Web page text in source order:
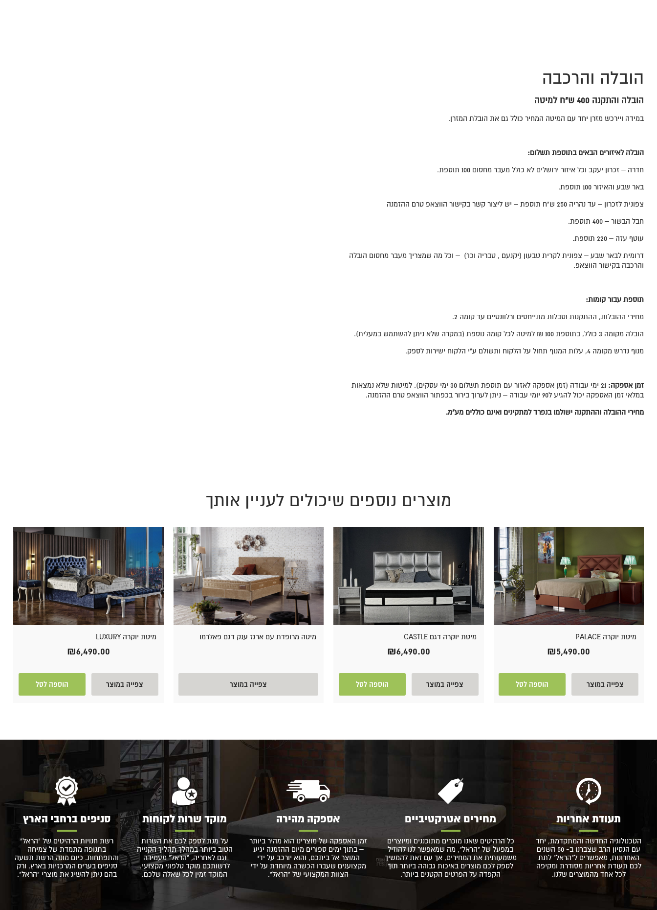
הובלה והרכבה
הובלה והתקנה 400 ש"ח למיטה
במידה ויירכש מזרן יחד עם המיטה המחיר כולל גם את הובלת המזרן.
הובלה לאיזורים הבאים בתוספת תשלום:
חדרה – זכרון יעקב וכל איזור ירושלים לא כולל מעבר מחסום 100 תוספת.
באר שבע והאיזור 100 תוספת.
צפונית לזכרון – עד נהריה 250 ש"ח תוספת – יש ליצור קשר בקישור הווצאפ טרם ההזמנה
חבל הבשור – 400 תוספת.
עוטף עזה – 220 תוספת.
דרומית לבאר שבע – צפונית לקרית טבעון (יקנעם , טבריה וכו') – וכל מה שמצריך מעבר מחסום הובלה
והרכבה בקישור הווצאפ.
תוספת עבור קומות:
מחירי ההובלות, ההתקנות וסבלות מתייחסים ורלוונטיים עד קומה 2.
הובלה מקומה 3 כולל, בתוספת 100 ₪ למיטה לכל קומה נוספת (במקרה שלא ניתן להשתמש במעלית).
מנוף נדרש מקומה 4, עלות המנוף תחול על הלקוח ותשולם ע"י הלקוח ישירות לספק.
זמן אספקה:
21 ימי עבודה (זמן אספקה לאזור עם תוספת תשלום 30 ימי עסקים). למיטות שלא נמצאות
במלאי זמן האספקה יכול להגיע ל90 יומי עבודה – ניתן לערוך בירור בכפתור הווצאפ טרם ההזמנה.
מחירי ההובלה וההתקנה ישולמו בנפרד למתקינים ואינם כוללים מע"מ.
מוצרים נוספים שיכולים לעניין אותך
מיטת יוקרה PALACE
₪5,490.00
צפייה במוצר הוספה לסל
מיטת יוקרה דגם CASTLE
₪6,490.00
צפייה במוצר הוספה לסל
מיטה מרופדת עם ארגז ענק דגם פאלרמו
צפייה במוצר
מיטת יוקרה LUXURY
₪6,490.00
צפייה במוצר הוספה לסל
תעודת אחריות
הטכנולוגיה החדשה והמתקדמת, יחד
עם הנסיון הרב שצברנו ב- 50 השנים
האחרונות, מאפשרים ל"הראל" לתת
לכם תעודת אחריות מסודרת ומקיפה
לכל אחד מהמוצרים שלנו.
מחירים אטרקטיביים
כל הרהיטים שאנו מוכרים מתוכננים ומיוצרים
במפעל של "הראל", מה שמאפשר לנו להוזיל
משמעותית את המחירים, אך עם זאת להמשיך
לספק לכם מוצרים באיכות גבוהה ביותר תוך
הקפדה על הפרטים הקטנים ביותר.
אספקה מהירה
זמן האספקה של מוצרינו הוא מהיר ביותר
– בתוך ימים ספורים מיום ההזמנה יגיע
המוצר אל ביתכם, והוא יורכב על ידי
מקצוענים שעברו הכשרה מיוחדת על ידי
הצוות המקצועי של "הראל".
מוקד שרות לקוחות
על מנת לספק לכם את השרות
הטוב ביותר במהלך תהליך הקנייה
וגם לאחריה, "הראל" מעמידה
לרשותכם מוקד טלפוני מקצועי.
המוקד זמין לכל שאלה שלכם.
סניפים ברחבי הארץ
רשת חנויות הרהיטים של "הראל"
בתנופה מתמדת של צמיחה
והתפתחות. כיום מונה הרשת תשעה
סניפים בערים המרכזיות בארץ, ורק
בהם ניתן להשיג את מוצרי "הראל".